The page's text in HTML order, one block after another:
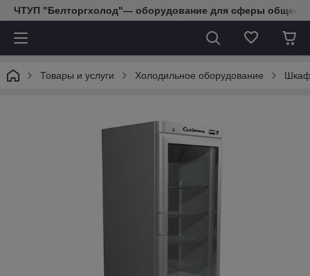
ЧТУП "Белторгхолод"— оборудование для сферы
Товары и услуги Холодильное оборудование